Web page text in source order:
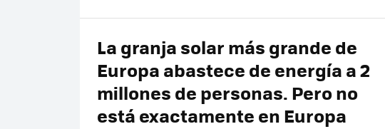
La granja solar más grande de
Europa abastece de energía a 2
millones de personas. Pero no
está exactamente en Europa